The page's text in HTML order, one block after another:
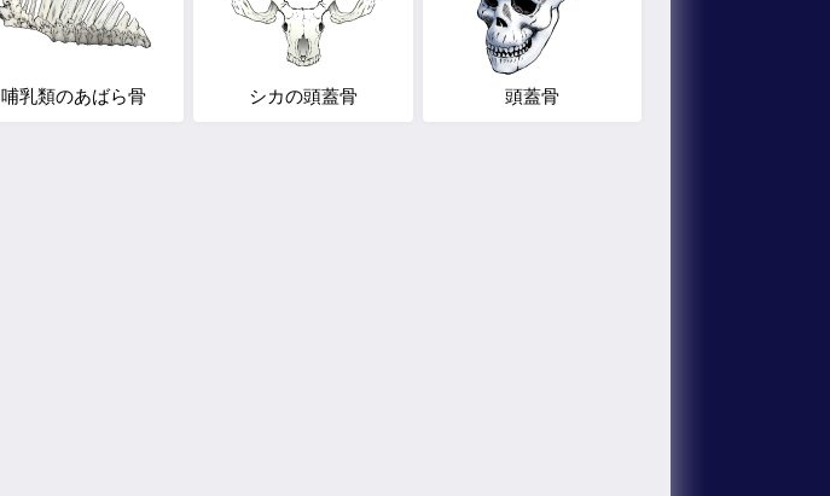
哺乳類のあばら骨 シカの頭蓋骨 頭蓋骨